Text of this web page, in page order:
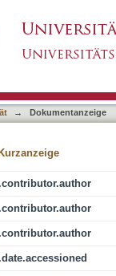
→ Dokumentanzeige